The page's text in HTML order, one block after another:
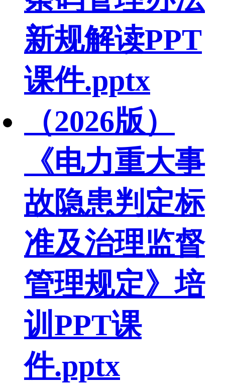
新规解读PPT
课件.pptx
（2026版）
《电力重大事
故隐患判定标
准及治理监督
管理规定》培
训PPT课
件.pptx